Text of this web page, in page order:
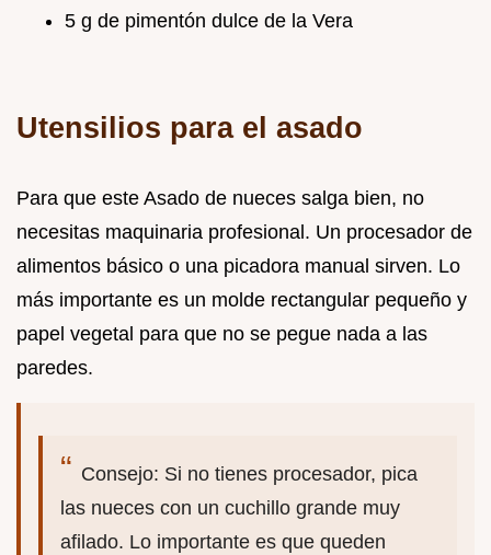
5 g de pimentón dulce de la Vera
Utensilios para el asado
Para que este Asado de nueces salga bien, no
necesitas maquinaria profesional. Un procesador de
alimentos básico o una picadora manual sirven. Lo
más importante es un molde rectangular pequeño y
papel vegetal para que no se pegue nada a las
paredes.
Consejo: Si no tienes procesador, pica
las nueces con un cuchillo grande muy
afilado. Lo importante es que queden